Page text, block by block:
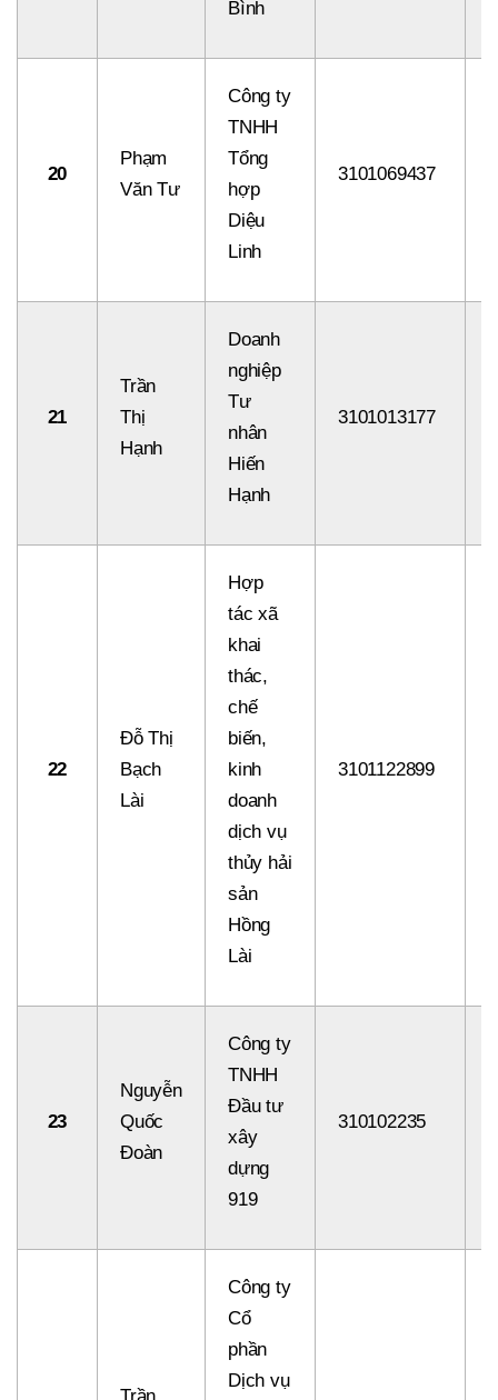
Bình
20
Phạm
Văn Tư
Công ty
TNHH
Tổng
hợp
Diệu
Linh
3101069437
21
Trần
Thị
Hạnh
Doanh
nghiệp
Tư
nhân
Hiến
Hạnh
3101013177
22
Đỗ Thị
Bạch
Lài
Hợp
tác xã
khai
thác,
chế
biến,
kinh
doanh
dịch vụ
thủy hải
sản
Hồng
Lài
3101122899
23
Nguyễn
Quốc
Đoàn
Công ty
TNHH
Đầu tư
xây
dựng
919
310102235
Công ty
Cổ
phần
Dịch vụ